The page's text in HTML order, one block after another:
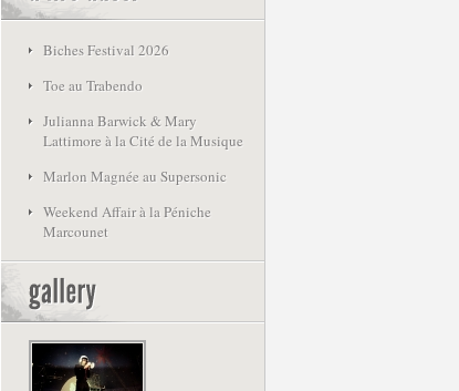
Biches Festival 2026
Toe au Trabendo
Julianna Barwick & Mary
Lattimore à la Cité de la Musique
Marlon Magnée au Supersonic
Weekend Affair à la Péniche
Marcounet